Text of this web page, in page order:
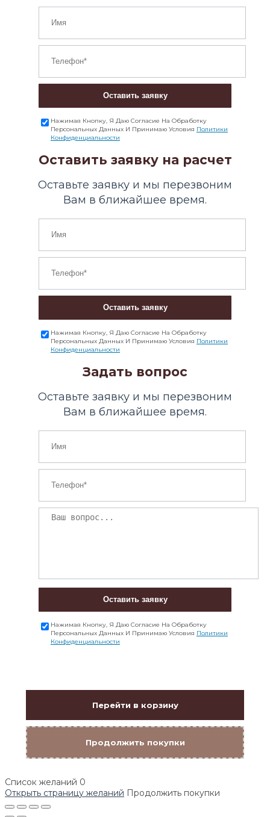
Оставить заявку
Нажимая Кнопку, Я Даю Согласие На Обработку
Персональных Данных И Принимаю Условия Политики
Конфиденциальности
Оставить заявку на расчет
Оставьте заявку и мы перезвоним
Вам в ближайшее время.
Оставить заявку
Нажимая Кнопку, Я Даю Согласие На Обработку
Персональных Данных И Принимаю Условия Политики
Конфиденциальности
Задать вопрос
Оставьте заявку и мы перезвоним
Вам в ближайшее время.
Оставить заявку
Нажимая Кнопку, Я Даю Согласие На Обработку
Персональных Данных И Принимаю Условия Политики
Конфиденциальности
Перейти в корзину
Продолжить покупки
Список желаний 0
Открыть страницу желаний Продолжить покупки